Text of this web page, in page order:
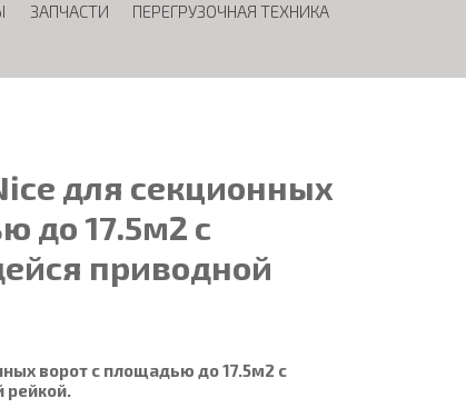
ЗАПЧАСТИ
ПЕРЕГРУЗОЧНАЯ ТЕХНИКА
для секционных
до 17.5м2 с
приводной
ворот с площадью до 17.5м2 с
рейкой.